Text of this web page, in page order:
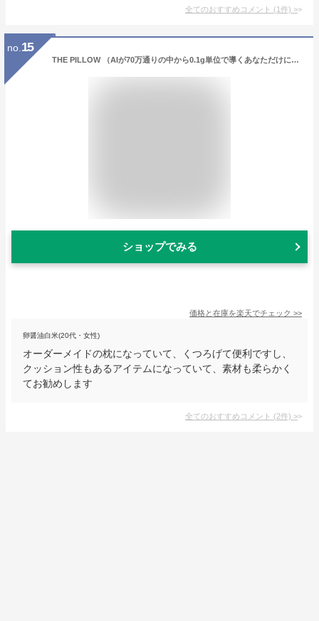
全てのおすすめコメント (1件) >
no. 15
THE PILLOW （AIが70万通りの中から0.1g単位で導くあなただけに合う枕） オーダーメイド枕 ザピロー パーソナライズ 診断 高級 自分へのご褒美 贅沢 オーダー枕 男性 女性 大人 ストレートネック 頸椎 安眠 快眠 まくら株式会社
ショップでみる
価格と在庫を楽天でチェック >>
卵醤油白米(20代・女性)
オーダーメイドの枕になっていて、くつろげて便利ですし、
クッション性もあるアイテムになっていて、素材も柔らかく
てお勧めします
全てのおすすめコメント (2件) >